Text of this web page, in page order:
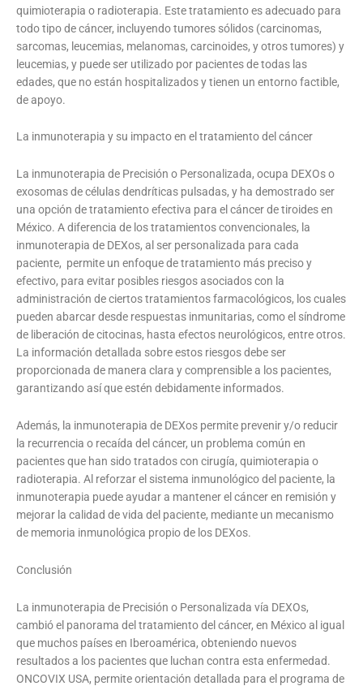
quimioterapia o radioterapia. Este tratamiento es adecuado para
todo tipo de cáncer, incluyendo tumores sólidos (carcinomas,
sarcomas, leucemias, melanomas, carcinoides, y otros tumores) y
leucemias, y puede ser utilizado por pacientes de todas las
edades, que no están hospitalizados y tienen un entorno factible,
de apoyo.
La inmunoterapia y su impacto en el tratamiento del cáncer
La inmunoterapia de Precisión o Personalizada, ocupa DEXOs o
exosomas de células dendríticas pulsadas, y ha demostrado ser
una opción de tratamiento efectiva para el cáncer de tiroides en
México. A diferencia de los tratamientos convencionales, la
inmunoterapia de DEXos, al ser personalizada para cada
paciente, permite un enfoque de tratamiento más preciso y
efectivo, para evitar posibles riesgos asociados con la
administración de ciertos tratamientos farmacológicos, los cuales
pueden abarcar desde respuestas inmunitarias, como el síndrome
de liberación de citocinas, hasta efectos neurológicos, entre otros.
La información detallada sobre estos riesgos debe ser
proporcionada de manera clara y comprensible a los pacientes,
garantizando así que estén debidamente informados.
Además, la inmunoterapia de DEXos permite prevenir y/o reducir
la recurrencia o recaída del cáncer, un problema común en
pacientes que han sido tratados con cirugía, quimioterapia o
radioterapia. Al reforzar el sistema inmunológico del paciente, la
inmunoterapia puede ayudar a mantener el cáncer en remisión y
mejorar la calidad de vida del paciente, mediante un mecanismo
de memoria inmunológica propio de los DEXos.
Conclusión
La inmunoterapia de Precisión o Personalizada vía DEXOs,
cambió el panorama del tratamiento del cáncer, en México al igual
que muchos países en Iberoamérica, obteniendo nuevos
resultados a los pacientes que luchan contra esta enfermedad.
ONCOVIX USA, permite orientación detallada para el programa de